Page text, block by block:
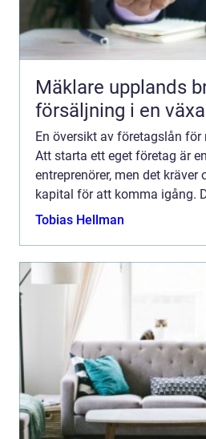
Mäklare upplands bro
försäljning i en
En översikt av företagslån
Att starta ett eget företag är
entreprenörer, men det kräver
kapital för att komma igång.
för nystartade företag
Tobias Hellman